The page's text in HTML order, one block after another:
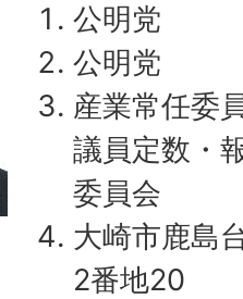
公明党
公明党
産業常任委
議員定数・
委員会
大崎市鹿島
2番地20